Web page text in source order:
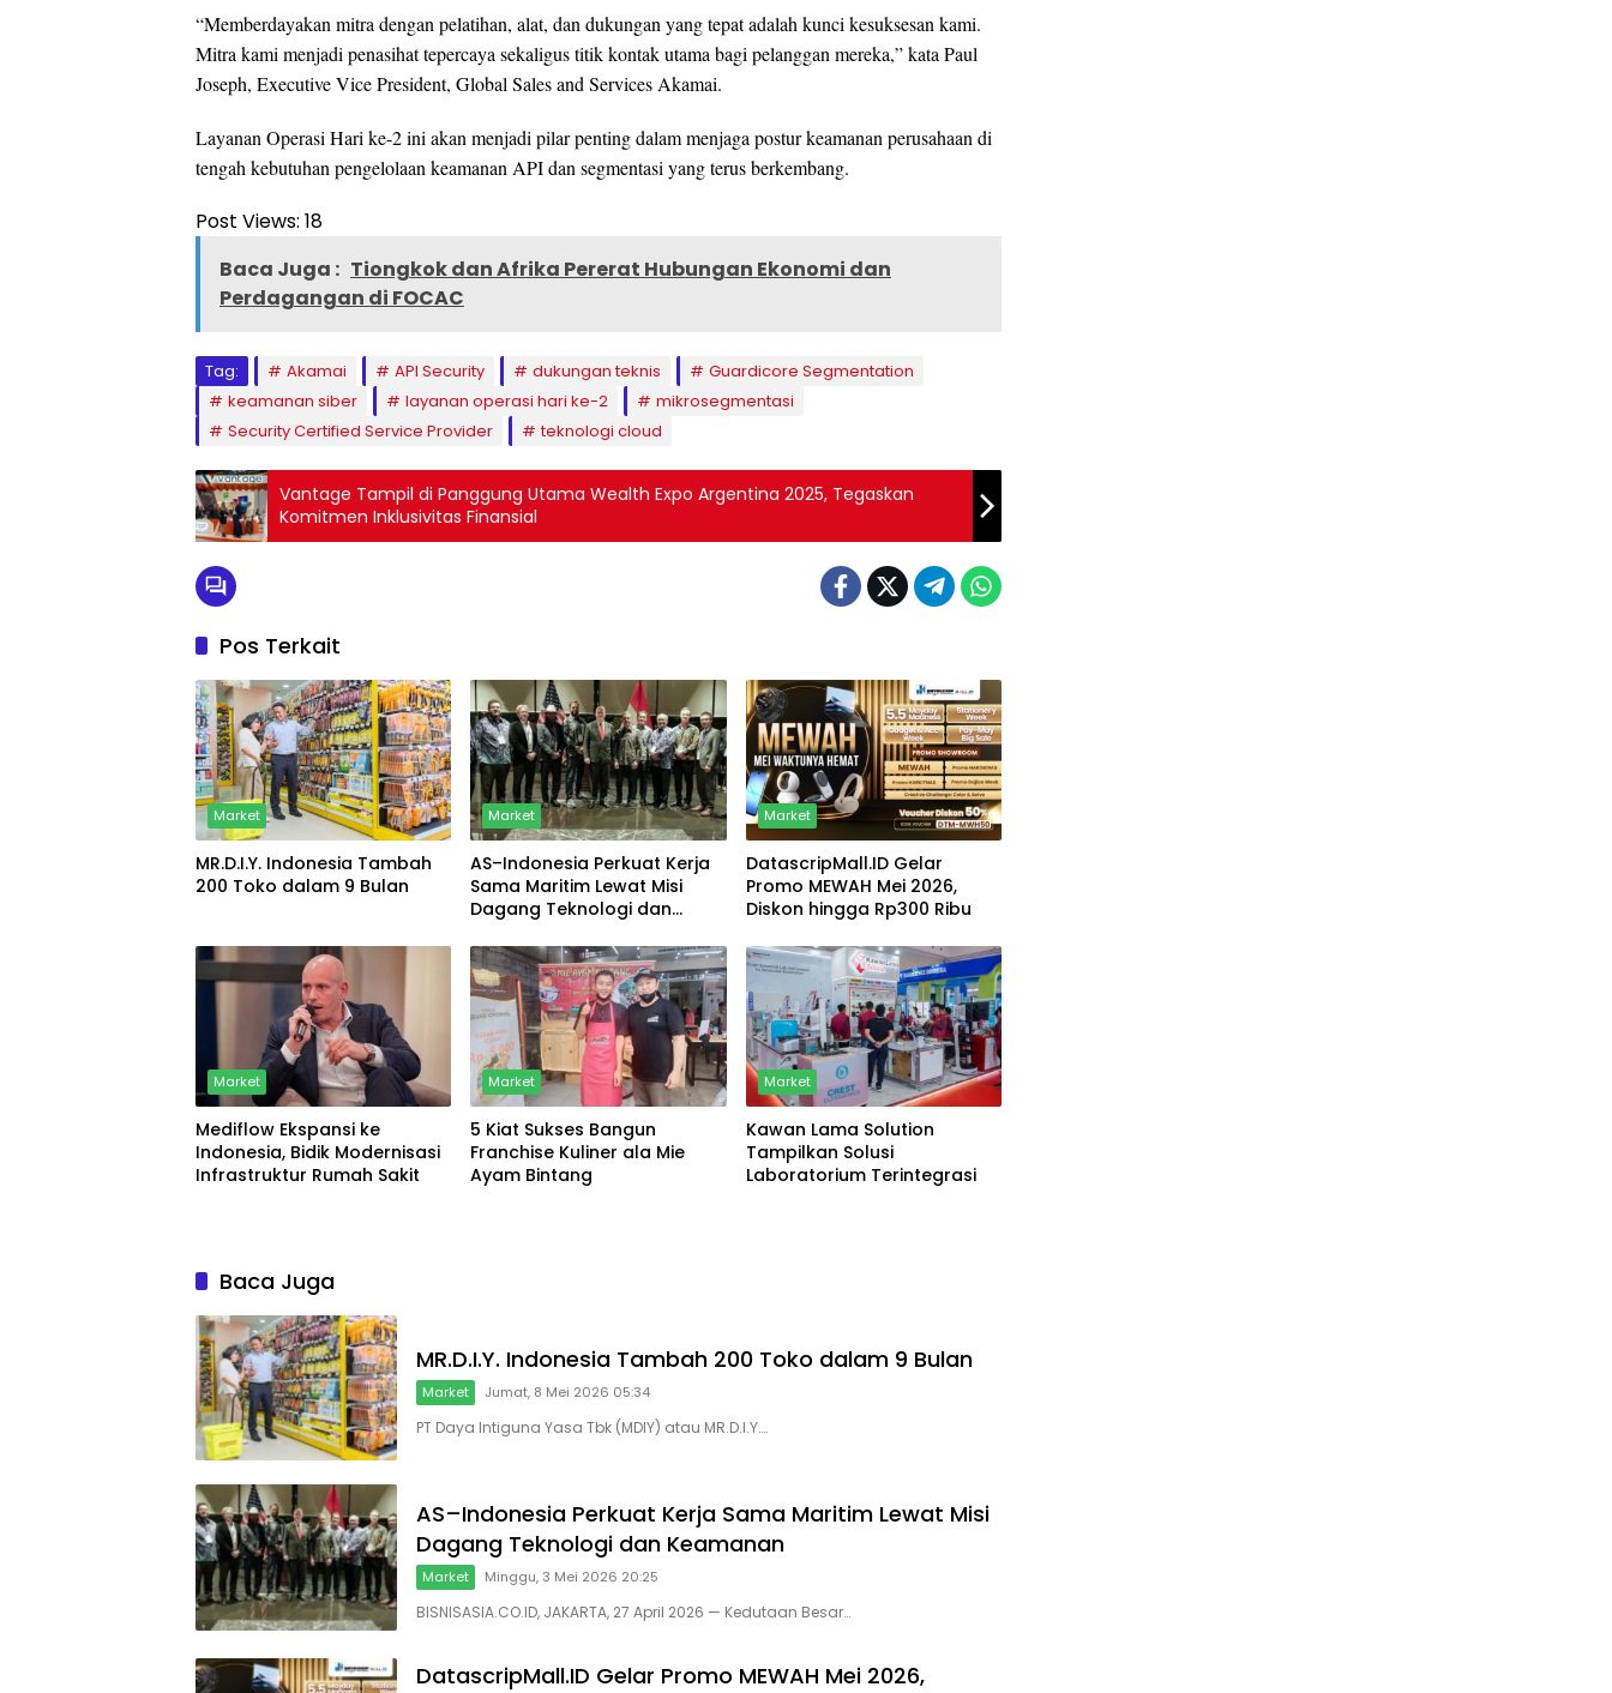
“Memberdayakan mitra dengan pelatihan, alat, dan dukungan yang tepat adalah kunci kesuksesan kami.
Mitra kami menjadi penasihat tepercaya sekaligus titik kontak utama bagi pelanggan mereka,” kata Paul
Joseph, Executive Vice President, Global Sales and Services Akamai.
Layanan Operasi Hari ke-2 ini akan menjadi pilar penting dalam menjaga postur keamanan perusahaan di
tengah kebutuhan pengelolaan keamanan API dan segmentasi yang terus berkembang.
Post Views: 18
Baca Juga : Tiongkok dan Afrika Pererat Hubungan Ekonomi dan
Perdagangan di FOCAC
Tag: Akamai API Security dukungan teknis
Guardicore Segmentation
keamanan siber
layanan operasi hari ke-2
mikrosegmentasi
Security Certified Service Provider
teknologi cloud
Vantage Tampil di Panggung Utama Wealth Expo Argentina 2025, Tegaskan
Komitmen Inklusivitas Finansial
Pos Terkait
Market
MR.D.I.Y. Indonesia Tambah
200 Toko dalam 9 Bulan
Market
AS–Indonesia Perkuat Kerja
Sama Maritim Lewat Misi
Dagang Teknologi dan
Market
DatascripMall.ID Gelar
Promo MEWAH Mei 2026,
Diskon hingga Rp300 Ribu
Market
Mediflow Ekspansi ke
Indonesia, Bidik Modernisasi
Infrastruktur Rumah Sakit
Market
5 Kiat Sukses Bangun
Franchise Kuliner ala Mie
Ayam Bintang
Market
Kawan Lama Solution
Tampilkan Solusi
Laboratorium Terintegrasi
Baca Juga
MR.D.I.Y. Indonesia Tambah 200 Toko dalam 9 Bulan
Market Jumat, 8 Mei 2026 05:34
PT Daya Intiguna Yasa Tbk (MDIY) atau MR.D.I.Y….
AS–Indonesia Perkuat Kerja Sama Maritim Lewat Misi
Dagang Teknologi dan Keamanan
Market Minggu, 3 Mei 2026 20:25
BISNISASIA.CO.ID, JAKARTA, 27 April 2026 — Kedutaan Besar…
DatascripMall.ID Gelar Promo MEWAH Mei 2026,